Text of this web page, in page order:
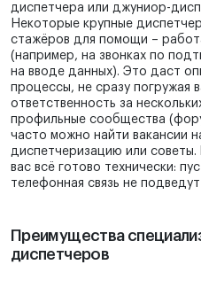
диспетчера или джуниор-
Некоторые крупные
стажёров для помощи –
(например, на звонках по
на вводе данных). Это даст
процессы, не сразу погружая
ответственность за
профильные сообщества
часто можно найти вакансии
диспетчеризацию или
вас всё готово технически:
телефонная связь не
Преимущества
диспетчеров